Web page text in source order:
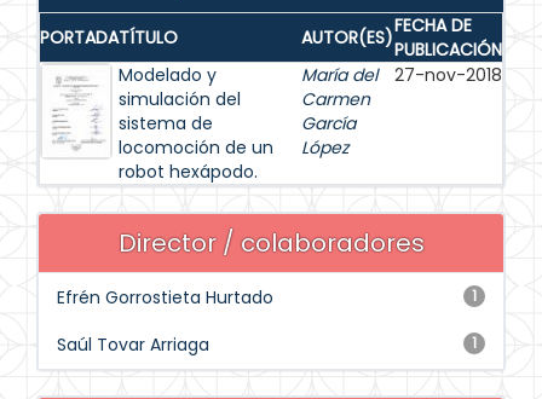
PORTADATÍTULO AUTOR(ES)FECHA DE
PUBLICACIÓN
Modelado y
simulación del
sistema de
locomoción de un
robot hexápodo.
María del
Carmen
García
López
27-nov-2018
Director / colaboradores
1
Efrén Gorrostieta Hurtado
1
Saúl Tovar Arriaga